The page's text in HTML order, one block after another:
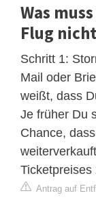
Was
Flug
Schritt 1:
Mail oder
weißt, dass
Je früher Du
Chance,
Ticketpreises
Antrag auf